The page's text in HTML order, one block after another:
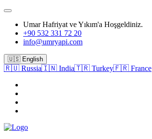
Umar Hafriyat ve Yıkım'a Hoşgeldiniz.
+90 532 331 72 20
info@umryapi.com
🇺🇸 English
🇷🇺 Russia🇮🇳 India🇹🇷 Turkey🇫🇷 France